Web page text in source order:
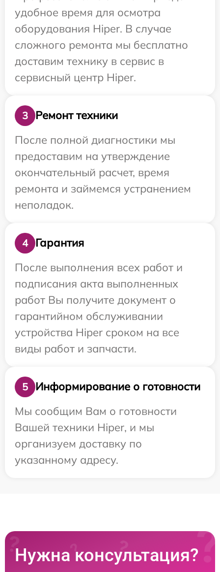
удобное время для осмотра
оборудования Hiper. В случае
сложного ремонта мы бесплатно
доставим технику в сервис в
сервисный центр Hiper.
3
Ремонт техники
После полной диагностики мы
предоставим на утверждение
окончательный расчет, время
ремонта и займемся устранением
неполадок.
4
Гарантия
После выполнения всех работ и
подписания акта выполненных
работ Вы получите документ о
гарантийном обслуживании
устройства Hiper сроком на все
виды работ и запчасти.
5
Информирование о готовности
Мы сообщим Вам о готовности
Вашей техники Hiper, и мы
организуем доставку по
указанному адресу.
Нужна консультация?